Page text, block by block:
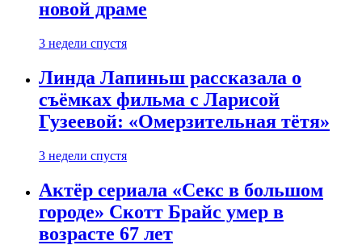
новой драме
3 недели спустя
Линда Лапиньш рассказала о
съёмках фильма с Ларисой
Гузеевой: «Омерзительная тётя»
3 недели спустя
Актёр сериала «Секс в большом
городе» Скотт Брайс умер в
возрасте 67 лет